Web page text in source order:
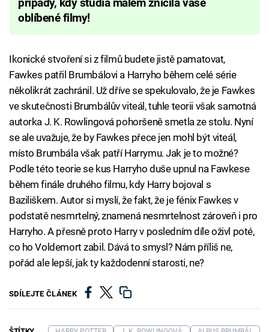
případy, kdy studia málem zničila vaše
oblíbené filmy!
Ikonické stvoření si z filmů budete jistě pamatovat,
Fawkes patřil Brumbálovi a Harryho během celé série
několikrát zachránil. Už dříve se spekulovalo, že je Fawkes
ve skutečnosti Brumbálův viteál, tuhle teorii však samotná
autorka J. K. Rowlingová pohoršeně smetla ze stolu. Nyní
se ale uvažuje, že by Fawkes přece jen mohl být viteál,
místo Brumbála však patří Harrymu. Jak je to možné?
Podle této teorie se kus Harryho duše upnul na Fawkese
během finále druhého filmu, kdy Harry bojoval s
Baziliškem. Autor si myslí, že fakt, že je fénix Fawkes v
podstatě nesmrtelný, znamená nesmrtelnost zároveň i pro
Harryho. A přesně proto Harry v posledním díle oživl poté,
co ho Voldemort zabil. Dává to smysl? Nám příliš ne,
pořád ale lepší, jak ty každodenní starosti, ne?
SDÍLEJTE ČLÁNEK